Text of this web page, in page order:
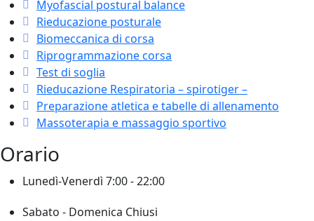
Myofascial postural balance
Rieducazione posturale
Biomeccanica di corsa
Riprogrammazione corsa
Test di soglia
Rieducazione Respiratoria – spirotiger –
Preparazione atletica e tabelle di allenamento
Massoterapia e massaggio sportivo
Orario
Lunedì-Venerdì 7:00 - 22:00
Sabato - Domenica Chiusi